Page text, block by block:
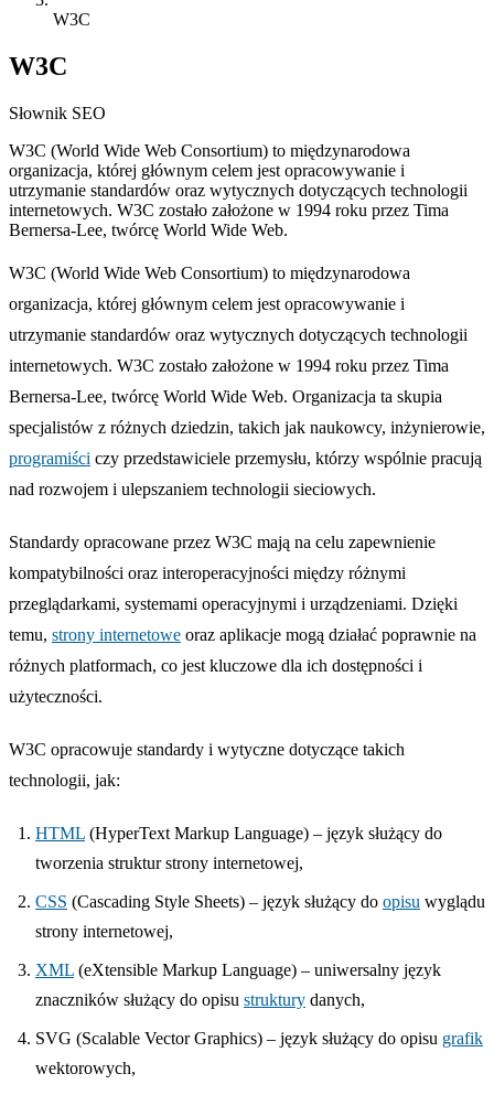
W3C
W3C
Słownik SEO
W3C (World Wide Web Consortium) to międzynarodowa
organizacja, której głównym celem jest opracowywanie i
utrzymanie standardów oraz wytycznych dotyczących technologii
internetowych. W3C zostało założone w 1994 roku przez Tima
Bernersa-Lee, twórcę World Wide Web.
W3C (World Wide Web Consortium) to międzynarodowa
organizacja, której głównym celem jest opracowywanie i
utrzymanie standardów oraz wytycznych dotyczących technologii
internetowych. W3C zostało założone w 1994 roku przez Tima
Bernersa-Lee, twórcę World Wide Web. Organizacja ta skupia
specjalistów z różnych dziedzin, takich jak naukowcy, inżynierowie,
programiści czy przedstawiciele przemysłu, którzy wspólnie pracują
nad rozwojem i ulepszaniem technologii sieciowych.
Standardy opracowane przez W3C mają na celu zapewnienie
kompatybilności oraz interoperacyjności między różnymi
przeglądarkami, systemami operacyjnymi i urządzeniami. Dzięki
temu, strony internetowe oraz aplikacje mogą działać poprawnie na
różnych platformach, co jest kluczowe dla ich dostępności i
użyteczności.
W3C opracowuje standardy i wytyczne dotyczące takich
technologii, jak:
HTML (HyperText Markup Language) – język służący do
tworzenia struktur strony internetowej,
CSS (Cascading Style Sheets) – język służący do opisu wyglądu
strony internetowej,
XML (eXtensible Markup Language) – uniwersalny język
znaczników służący do opisu struktury danych,
SVG (Scalable Vector Graphics) – język służący do opisu grafik
wektorowych,